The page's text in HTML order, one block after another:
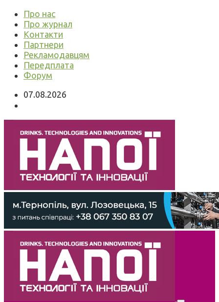
Про нас
Про журнал
Контакти
Партнери
Рекламодавцям
Передплата
Форум
07.08.2026